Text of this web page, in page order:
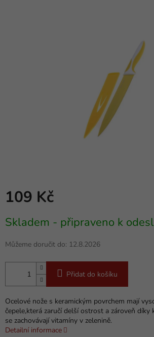
109 Kč
cena:
Skladem - připraveno k
Můžeme doručit do: 12.8.2026
Přidat do košíku
Ocelové nože s keramickým povrchem mají
čepele,která zaručí delší ostrost a zároveň díky
se zachovávají vitamíny v zelenině.
Detailní informace